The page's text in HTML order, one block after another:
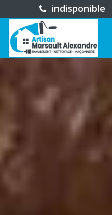
indisponible